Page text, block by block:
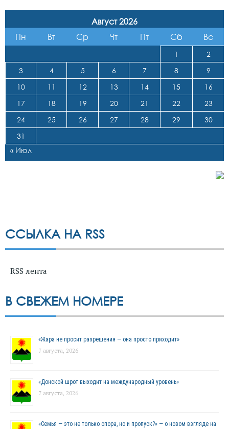
Август 2026
Пн
Вт Ср Чт Пт Сб Вс
1
2
3
4 5 6 7 8
9
10
11 12 13 14 15
16
17
18 19 20 21 22
23
24
25 26 27 28 29
30
31
« Июл
ССЫЛКА НА RSS
RSS лента
В СВЕЖЕМ НОМЕРЕ
«Жара не просит разрешения — она просто приходит»
7 августа, 2026
«Донской шрот выходит на международный уровень»
7 августа, 2026
«Семья — это не только опора, но и пропуск?» — о новом взгляде на